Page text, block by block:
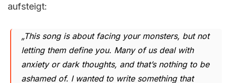
aufsteigt:
„This song is about facing your monsters, but not
letting them define you. Many of us deal with
anxiety or dark thoughts, and that’s nothing to be
ashamed of. I wanted to write something that